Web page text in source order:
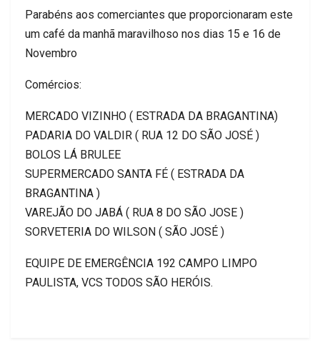
Parabéns aos comerciantes que proporcionaram este
um café da manhã maravilhoso nos dias 15 e 16 de
Novembro
Comércios:
MERCADO VIZINHO ( ESTRADA DA BRAGANTINA)
PADARIA DO VALDIR ( RUA 12 DO SÃO JOSÉ )
BOLOS LÁ BRULEE
SUPERMERCADO SANTA FÉ ( ESTRADA DA
BRAGANTINA )
VAREJÃO DO JABÁ ( RUA 8 DO SÃO JOSE )
SORVETERIA DO WILSON ( SÃO JOSÉ )
EQUIPE DE EMERGÊNCIA 192 CAMPO LIMPO
PAULISTA, VCS TODOS SÃO HERÓIS.